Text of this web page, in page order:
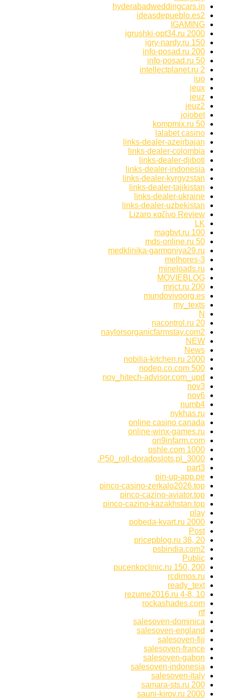
hyderabadweddingcars.in
ideasdepueblo.es2
IGAMING
igrushki-opt34.ru 2000
igry-nardy.ru 150
info-posad.ru 200
info-posad.ru 50
intellectplanet.ru 2
iuo
jeux
jeuz
jeuz2
jojobet
kompmix.ru 50
lalabet casino
links-dealer-azeirbajan
links-dealer-colombia
links-dealer-djiboti
links-dealer-indonesia
links-dealer-kyrgyzstan
links-dealer-tajikistan
links-dealer-ukraine
links-dealer-uzbekistan
Lizaro καζίνο Review
LK
magbvt.ru 100
mds-online.ru 50
medklinika-garmoniya29.ru
melhores-3
mineloads.ru
MOVIEBLOG
mrict.ru 200
mundovivoorg.es
my_texts
N
nacontrol.ru 20
naylorsorganicfarmstay.com2
NEW
News
nobilia-kitchen.ru 2000
nodep.co.com 500
nov_hitech-advisor.com_upd
nov3
nov6
numb4
nykhas.ru
online casino canada
online-winx-games.ru
ori9infarm.com
oshle.com 1000
P50_roll-doradoslots.pl_3000.
part3
pin-up-app.pe
pinco-casino-zerkalo2026.top
pinco-cazino-aviator.top
pinco-cazino-kazakhstan.top
play
pobeda-kvart.ru 2000
Post
pricepblog.ru 36, 20
psbindia.com2
Public
pucenkoclinic.ru 150, 200
rcdimos.ru
ready_text
rezume2016.ru 4-8, 10
rockashades.com
rtf
salesoven-dominica
salesoven-england
salesoven-fiji
salesoven-france
salesoven-gabon
salesoven-indonesia
salesoven-italy
samara-sts.ru 200
sauni-kirov.ru 2000